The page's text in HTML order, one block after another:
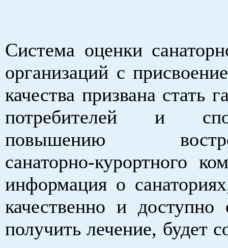
Система оценки
организаций с
качества призвана стать
потребителей и
повышению
санаторно-курортного
информация о
качественно и доступно
получить лечение, будет